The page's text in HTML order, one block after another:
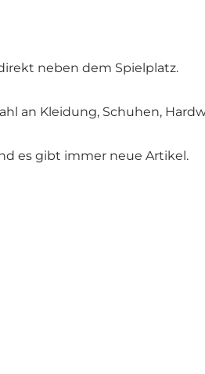
neben dem Spielplatz.
an Kleidung, Schuhen,
es gibt immer neue Artikel.